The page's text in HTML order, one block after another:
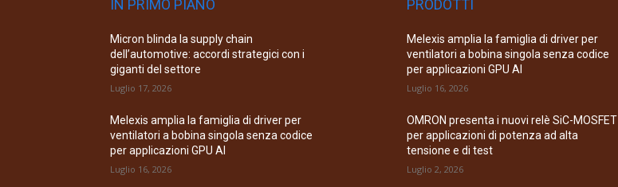
IN PRIMO PIANO
Micron blinda la supply chain
dell’automotive: accordi strategici con i
giganti del settore
Luglio 17, 2026
Melexis amplia la famiglia di driver per
ventilatori a bobina singola senza codice
per applicazioni GPU AI
Luglio 16, 2026
PRODOTTI
Melexis amplia la famiglia di driver per
ventilatori a bobina singola senza codice
per applicazioni GPU AI
Luglio 16, 2026
OMRON presenta i nuovi relè SiC-MOSFET
per applicazioni di potenza ad alta
tensione e di test
Luglio 2, 2026